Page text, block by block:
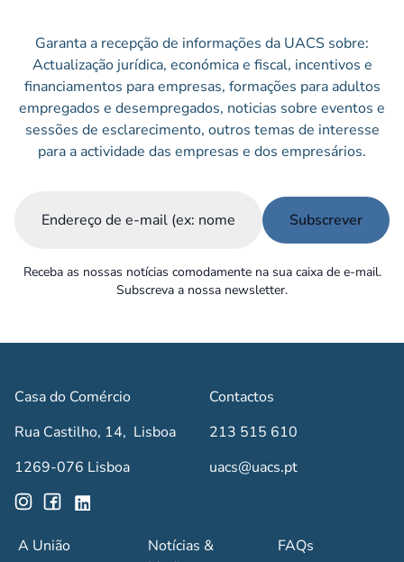
Garanta a recepção de informações da UACS sobre:
Actualização jurídica, económica e fiscal, incentivos e
financiamentos para empresas, formações para adultos
empregados e desempregados, noticias sobre eventos e
sessões de esclarecimento, outros temas de interesse
para a actividade das empresas e dos empresários.
Receba as nossas notícias comodamente na sua caixa de e-mail.
Subscreva a nossa newsletter.
Casa do Comércio
Rua Castilho, 14, Lisboa
1269-076 Lisboa
Contactos
213 515 610
uacs@uacs.pt
A União
Notícias &
FAQs